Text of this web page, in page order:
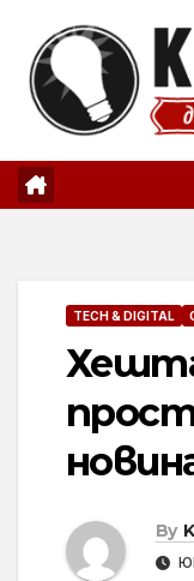
content
TECH & DIGITAL
By